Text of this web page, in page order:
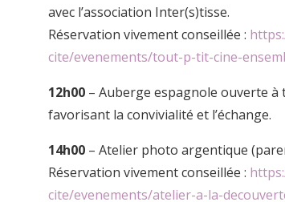
avec l’association Inter(s)tisse.
Réservation vivement conseillée :
cite/evenements/tout-p-tit-cine-
12h00 – Auberge espagnole ouverte
favorisant la convivialité et l’échange.
14h00 – Atelier photo argentique
Réservation vivement conseillée :
cite/evenements/atelier-a-la-